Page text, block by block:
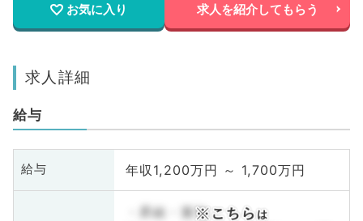
お気に入り 求人を紹介してもらう
求人詳細
給与
給与 年収1,200万円 ～ 1,700万円
・昇給・賞与